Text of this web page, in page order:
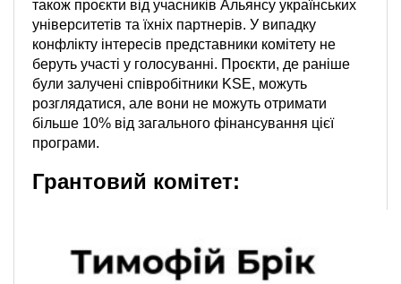
також проєкти від учасників Альянсу українських
університетів та їхніх партнерів. У випадку
конфлікту інтересів представники комітету не
беруть участі у голосуванні. Проєкти, де раніше
були залучені співробітники KSE, можуть
розглядатися, але вони не можуть отримати
більше 10% від загального фінансування цієї
програми.
Грантовий комітет: